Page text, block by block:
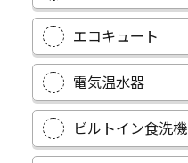
エコキュート
電気温水器
ビルトイン食洗機